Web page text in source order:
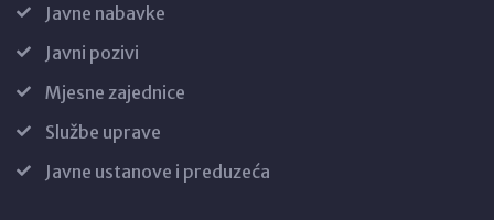
Javne nabavke
Javni pozivi
Mjesne zajednice
Službe uprave
Javne ustanove i preduzeća